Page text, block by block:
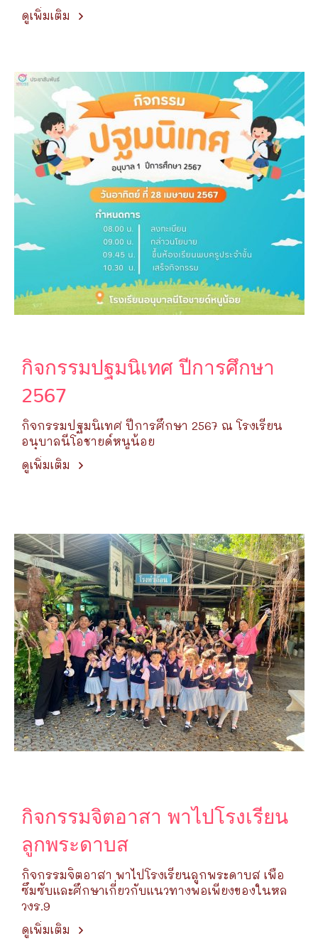
ดูเพิ่มเติม
กิจกรรมปฐมนิเทศ ปีการศึกษา
2567
กิจกรรมปฐมนิเทศ ปีการศึกษา 2567 ณ โรงเรียน
อนุบาลนีโอชายด์หนูน้อย
ดูเพิ่มเติม
กิจกรรมจิตอาสา พาไปโรงเรียน
ลูกพระดาบส
กิจกรรมจิตอาสา พาไปโรงเรียนลูกพระดาบส เพื่อ
ซึมซับและศึกษาเกี่ยวกับแนวทางพอเพียงของในหล
วงร.9
ดูเพิ่มเติม